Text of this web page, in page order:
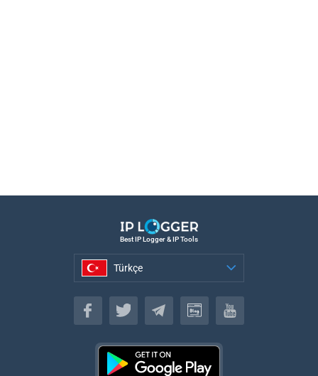
Best IP Logger & IP Tools
Türkçe
Türkçe